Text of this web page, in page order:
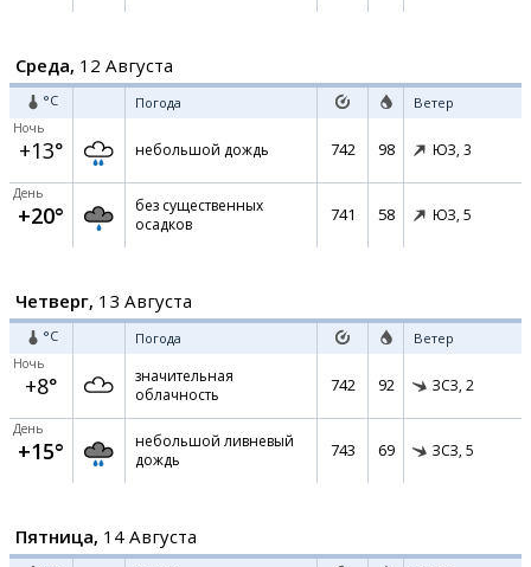
Среда, 12 Августа
°C Погода Ветер
Ночь
+13° небольшой дождь 742 98 ЮЗ, 3
День
+20°
без существенных
осадков
741 58 ЮЗ, 5
Четверг, 13 Августа
°C Погода Ветер
Ночь
+8°
значительная
облачность
742 92 ЗСЗ, 2
День
+15°
небольшой ливневый
дождь
743 69 ЗСЗ, 5
Пятница, 14 Августа